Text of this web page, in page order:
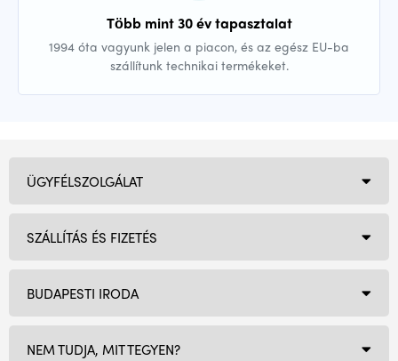
Több mint 30 év tapasztalat
1994 óta vagyunk jelen a piacon, és az egész EU-ba
szállítunk technikai termékeket.
BUDAPESTI IRODA
NEM TUDJA, MIT TEGYEN?
ÜGYFÉLSZOLGÁLAT
SZÁLLÍTÁS ÉS FIZETÉS